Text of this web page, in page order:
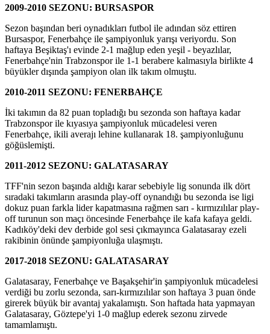
2009-2010 SEZONU: BURSASPOR
Sezon başından beri oynadıkları futbol ile adından söz ettiren
Bursaspor, Fenerbahçe ile şampiyonluk yarışı veriyordu. Son
haftaya Beşiktaş'ı evinde 2-1 mağlup eden yeşil - beyazlılar,
Fenerbahçe'nin Trabzonspor ile 1-1 berabere kalmasıyla birlikte 4
büyükler dışında şampiyon olan ilk takım olmuştu.
2010-2011 SEZONU: FENERBAHÇE
İki takımın da 82 puan topladığı bu sezonda son haftaya kadar
Trabzonspor ile kıyasıya şampiyonluk mücadelesi veren
Fenerbahçe, ikili averajı lehine kullanarak 18. şampiyonluğunu
göğüslemişti.
2011-2012 SEZONU: GALATASARAY
TFF'nin sezon başında aldığı karar sebebiyle lig sonunda ilk dört
sıradaki takımların arasında play-off oynandığı bu sezonda ise ligi
dokuz puan farkla lider kapatmasına rağmen sarı - kırmızılılar play-
off turunun son maçı öncesinde Fenerbahçe ile kafa kafaya geldi.
Kadıköy'deki dev derbide gol sesi çıkmayınca Galatasaray ezeli
rakibinin önünde şampiyonluğa ulaşmıştı.
2017-2018 SEZONU: GALATASARAY
Galatasaray, Fenerbahçe ve Başakşehir'in şampiyonluk mücadelesi
verdiği bu zorlu sezonda, sarı-kırmızılılar son haftaya 3 puan önde
girerek büyük bir avantaj yakalamıştı. Son haftada hata yapmayan
Galatasaray, Göztepe'yi 1-0 mağlup ederek sezonu zirvede
tamamlamıştı.